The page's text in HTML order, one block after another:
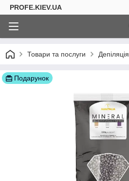
PROFE.KIEV.UA
Товари та послуги Депіляція
Подарунок